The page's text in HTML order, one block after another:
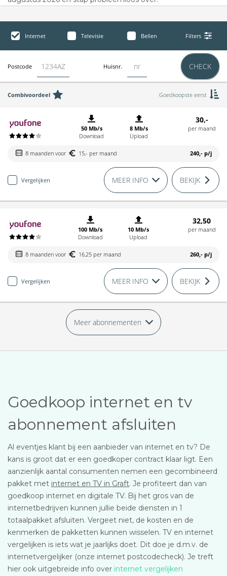
Internet Televisie Bellen Filters
Postcode Huisnr. CHECK
Combivoordeel Goedkoopste eerst
50 Mb/s
Download
8 Mb/s
Upload
30,-
per maand
8 maanden voor 15,- per maand 240,- p/j
Vergelijken MEER INFO BEKIJK
100 Mb/s
Download
10 Mb/s
Upload
32,50
per maand
8 maanden voor 16,25 per maand 260,- p/j
Vergelijken MEER INFO BEKIJK
Meer abonnementen
Goedkoop internet en tv
abonnement afsluiten
Al eventjes klant bij een aanbieder van internet en tv? De
kans is groot dat er een goedkoper contract klaar ligt. Een
aanzienlijk aantal consumenten nemen een gecombineerd
pakket met internet en TV in Graft. Je profiteert dan van
goedkoop internet en digitale TV. Bij het gros van de
internetbedrijven kunnen jullie beide diensten in 1
totaalpakket afsluiten. Vergeet niet, de kosten en de
kenmerken de pakketten kunnen wisselen. TV en internet
vergelijken is iets wat je jaarlijks doet. Dit doe je d.m.v. de
internetvergelijker (onze internet postcodecheck). Je treft
hier ook uitgebreide info over internet vergelijken